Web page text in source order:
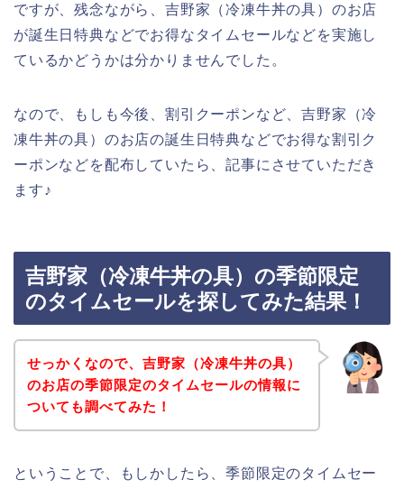
ですが、残念ながら、吉野家（冷凍牛丼の具）のお店
が誕生日特典などでお得なタイムセールなどを実施し
ているかどうかは分かりませんでした。
なので、もしも今後、割引クーポンなど、吉野家（冷
凍牛丼の具）のお店の誕生日特典などでお得な割引ク
ーポンなどを配布していたら、記事にさせていただき
ます♪
吉野家（冷凍牛丼の具）の季節限定
のタイムセールを探してみた結果！
せっかくなので、吉野家（冷凍牛丼の具）
のお店の季節限定のタイムセールの情報に
ついても調べてみた！
ということで、もしかしたら、季節限定のタイムセー